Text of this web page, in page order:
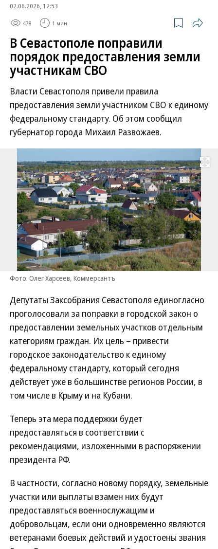
02.06.2026, 12:53
478 1 мин.
В Севастополе поправили
порядок предоставления земли
участникам СВО
Власти Севастополя привели правила
предоставления земли участником СВО к единому
федеральному стандарту. Об этом сообщил
губернатор города Михаил Развожаев.
Развернуть
Фото: Олег Харсеев, Коммерсантъ
Депутаты Заксобрания Севастополя единогласно
проголосовали за поправки в городской закон о
предоставлении земельных участков отдельным
категориям граждан. Их цель – привести
городское законодательство к единому
федеральному стандарту, который сегодня
действует уже в большинстве регионов России, в
том числе в Крыму и на Кубани.
Теперь эта мера поддержки будет
предоставляться в соответствии с
рекомендациями, изложенными в распоряжении
президента РФ.
В частности, согласно новому порядку, земельные
участки или выплаты взамен них будут
предоставляться военнослужащим и
добровольцам, если они одновременно являются
ветеранами боевых действий и удостоены звания